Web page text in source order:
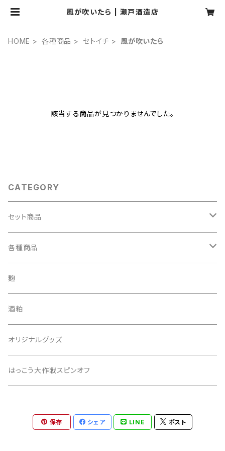
風が吹いたら | 瀬戸酒造店
HOME 各種商品 セトイチ 風が吹いたら
該当する商品が見つかりませんでした。
CATEGORY
セット商品
2本セット
吟醸飲み比べセット
3本セット
6本セット
300mlセトイチ全種セット
300mlセトイチ＋あしがり郷全種セット
各種商品
酒田錦
純米酒
本醸造酒
あしがり郷
月の歌
零号
セトイチ
いざ
ぴいひゃら
麹
酒粕
オリジナルグッズ
はっこう大作戦スピンオフ
保存 シェア LINE ポスト